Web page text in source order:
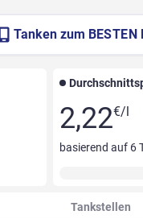
Tanken zum BESTEN
2,22€/l
basierend auf 6
Tankstellen